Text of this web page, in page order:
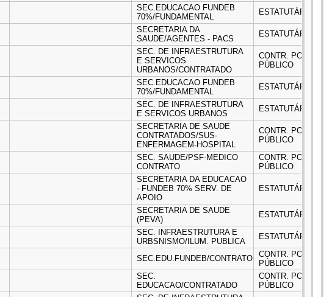
SEC.EDUCACAO FUNDEB
70%/FUNDAMENTAL
ESTATUTÁRIO
SECRETARIA DA
SAUDE/AGENTES - PACS
ESTATUTÁRIO
SEC. DE INFRAESTRUTURA
E SERVICOS
URBANOS/CONTRATADO
CONTR. POR
PÚBLICO
SEC.EDUCACAO FUNDEB
70%/FUNDAMENTAL
ESTATUTÁRIO
SEC. DE INFRAESTRUTURA
E SERVICOS URBANOS
ESTATUTÁRIO
SECRETARIA DE SAUDE
CONTRATADOS/SUS-
ENFERMAGEM-HOSPITAL
CONTR. POR
PÚBLICO
SEC. SAUDE/PSF-MEDICO
CONTRATO
CONTR. POR
PÚBLICO
SECRETARIA DA EDUCACAO
- FUNDEB 70% SERV. DE
APOIO
ESTATUTÁRIO
SECRETARIA DE SAUDE
(PEVA)
ESTATUTÁRIO
SEC. INFRAESTRUTURA E
URBSNISMO/ILUM. PUBLICA
ESTATUTÁRIO
SEC.EDU.FUNDEB/CONTRATO
CONTR. POR
PÚBLICO
SEC.
EDUCACAO/CONTRATADO
CONTR. POR
PÚBLICO